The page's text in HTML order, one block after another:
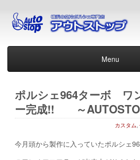
Menu
ポルシェ964ターボ ワ
ー完成!! ～
カスタム,
今月頭から製作に入っていたポルシェ